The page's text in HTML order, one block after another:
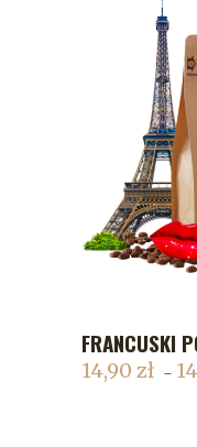
FRANCUSKI
14,90 zł –